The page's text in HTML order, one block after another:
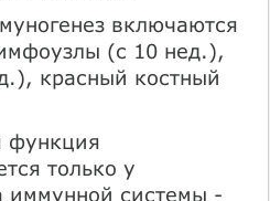
включаются
(с 10 нед.),
красный костный
функция
только у
иммунной системы -